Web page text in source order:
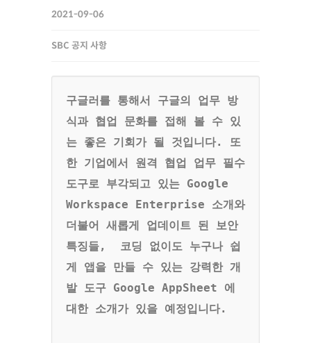
2021-09-06
SBC 공지 사항
구글러를 통해서 구글의 업무 방
식과 협업 문화를 접해 볼 수 있
는 좋은 기회가 될 것입니다. 또
한 기업에서 원격 협업 업무 필수
도구로 부각되고 있는 Google
Workspace Enterprise 소개와
더불어 새롭게 업데이트 된 보안
특징들,
코딩 없이도 누구나 쉽
게 앱을 만들 수 있는 강력한 개
발 도구 Google AppSheet 에
대한 소개가 있을 예정입니다.